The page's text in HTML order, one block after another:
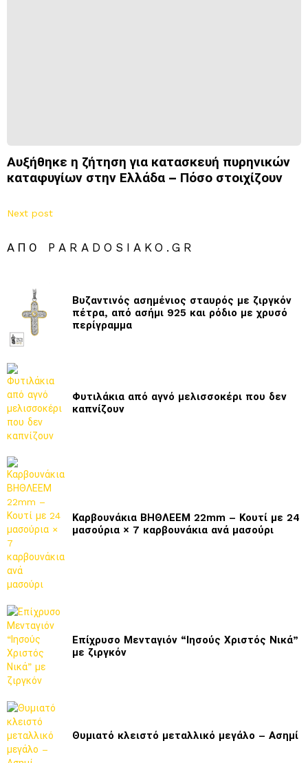
Αυξήθηκε η ζήτηση για κατασκευή πυρηνικών
καταφυγίων στην Ελλάδα – Πόσο στοιχίζουν
Next post
ΑΠΌ PARADOSIAKO.GR
Βυζαντινός ασημένιος σταυρός με ζιργκόν
πέτρα, από ασήμι 925 και ρόδιο με χρυσό
περίγραμμα
Φυτιλάκια από αγνό μελισσοκέρι που δεν
καπνίζουν
Καρβουνάκια ΒΗΘΛΕΕΜ 22mm – Κουτί με 24
μασούρια × 7 καρβουνάκια ανά μασούρι
Επίχρυσο Μενταγιόν “Ιησούς Χριστός Νικά”
με ζιργκόν
Θυμιατό κλειστό μεταλλικό μεγάλο – Ασημί